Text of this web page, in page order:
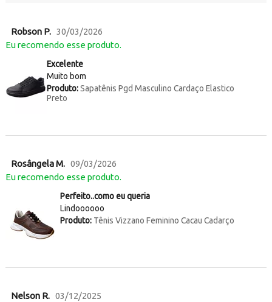
Robson P. 30/03/2026
Eu recomendo esse produto.
Excelente
Muito bom
Produto:Sapatênis Pgd Masculino Cardaço Elastico
Preto
Rosângela M. 09/03/2026
Eu recomendo esse produto.
Perfeito..como eu queria
Lindoooooo
Produto:Tênis Vizzano Feminino Cacau Cadarço
Nelson R. 03/12/2025